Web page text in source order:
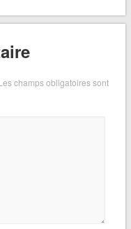
champs obligatoires sont